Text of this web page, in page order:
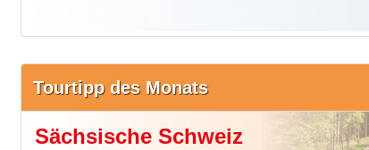
Tourtipp des Monats
Sächsische Schweiz